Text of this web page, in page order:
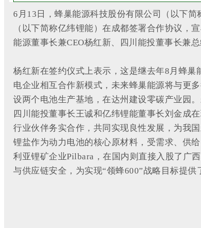
6月13日，蜂巢能源科技股份有限公司（以下
（以下简称亿纬锂能）在成都签署合作协议，
能源董事长兼CEO杨红新、四川能投董事长兼
杨红新在签约仪式上表示，这是继去年8月蜂
电企业相互合作新模式，未来蜂巢能源将与更
设两个电池生产基地，在达州建设零碳产业园
四川能投董事长王诚和亿纬锂能董事长刘金成
行业伙伴务实合作，共同实现良性发展，为我
锂盐作为动力电池的核心原材料，受需求、供
利亚锂矿企业Pilbara，在国内则直接入股了广
与供应链安全，为实现“领蜂600”战略目标提供